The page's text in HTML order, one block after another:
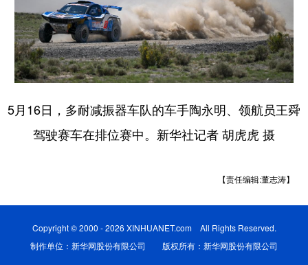
5月16日，多耐减振器车队的车手陶永明、领航员王舜
驾驶赛车在排位赛中。新华社记者 胡虎虎 摄
【责任编辑:董志涛】
Copyright © 2000 - 2026 XINHUANET.com All Rights Reserved.
制作单位：新华网股份有限公司 版权所有：新华网股份有限公司